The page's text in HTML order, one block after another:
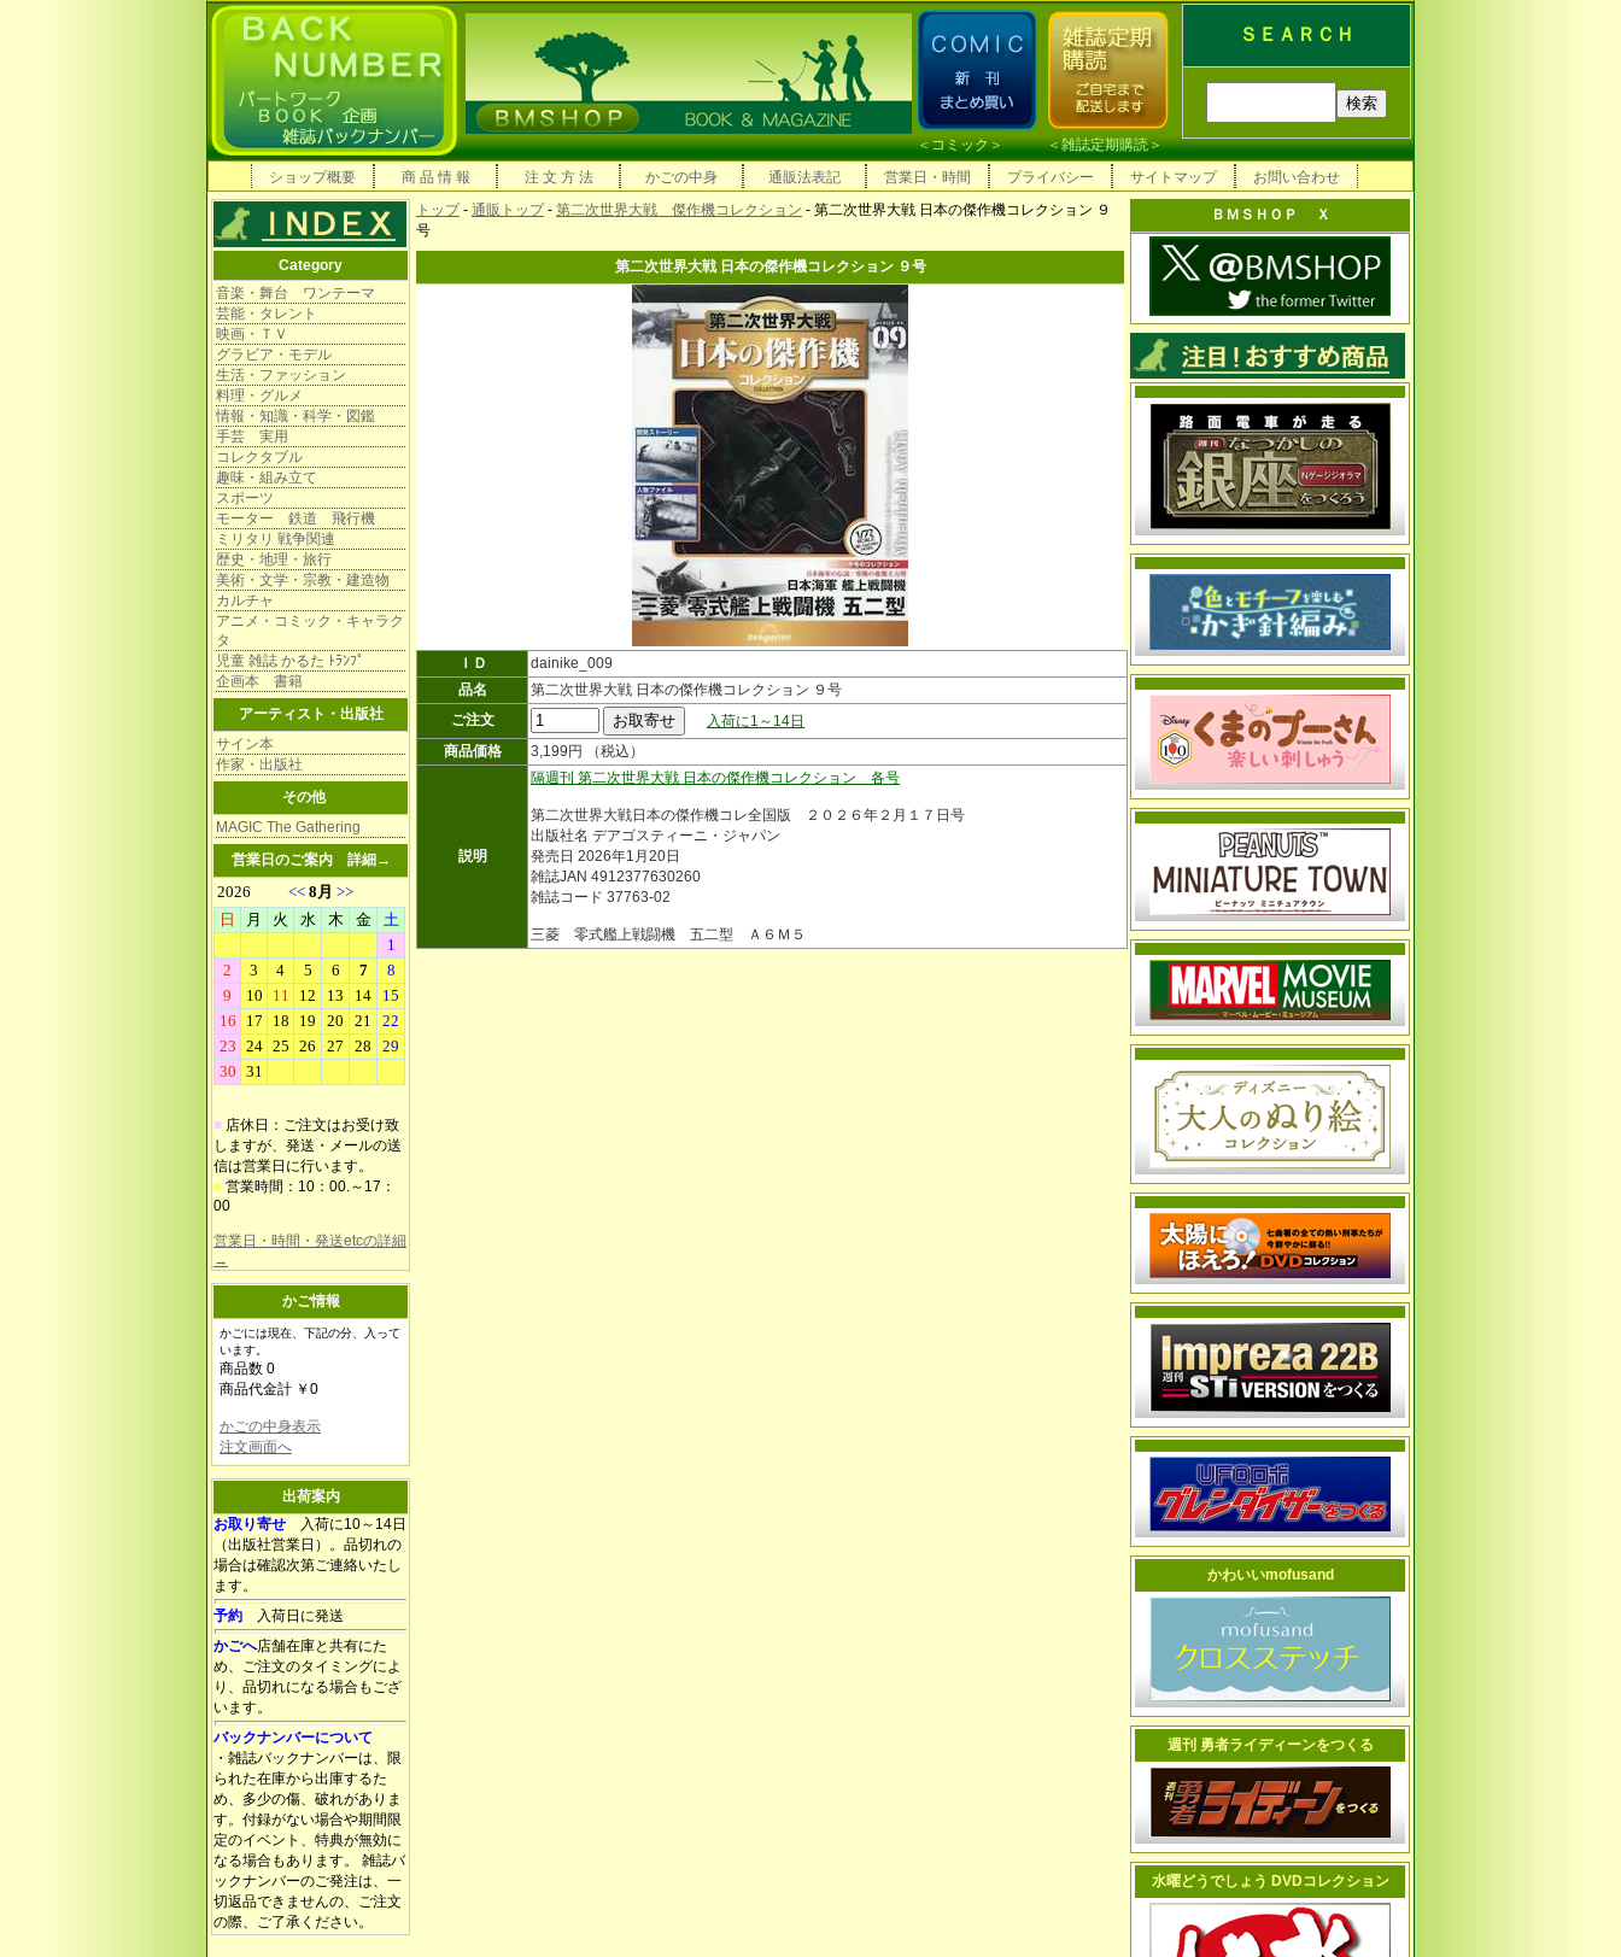
ＳＥＡＲＣＨ
＜コミック＞ ＜雑誌定期購読＞
ショップ概要
商 品 情 報 注 文 方 法 かごの中身 通販法表記 営業日・時間 プライバシー サイトマップ お問い合わせ
Category
音楽・舞台 ワンテーマ
芸能・タレント
映画・ＴＶ
グラビア・モデル
生活・ファッション
料理・グルメ
情報・知識・科学・図鑑
手芸 実用
コレクタブル
趣味・組み立て
スポーツ
モーター 鉄道 飛行機
ミリタリ 戦争関連
歴史・地理・旅行
美術・文学・宗教・建造物
カルチャ
アニメ・コミック・キャラク
タ
児童 雑誌 かるた ﾄﾗﾝﾌﾟ
企画本 書籍
アーティスト・出版社
サイン本
作家・出版社
その他
MAGIC The Gathering
営業日のご案内 詳細→
■ 店休日：ご注文はお受け致
しますが、発送・メールの送
信は営業日に行います。
■ 営業時間：10：00.～17：
00
営業日・時間・発送etcの詳細
→
かご情報
かごには現在、下記の分、入って
います。
商品数 0
商品代金計 ￥0
かごの中身表示
注文画面へ
出荷案内
お取り寄せ 入荷に10～14日
（出版社営業日）。品切れの
場合は確認次第ご連絡いたし
ます。
予約 入荷日に発送
かごへ店舗在庫と共有にた
め、ご注文のタイミングによ
り、品切れになる場合もござ
います。
バックナンバーについて
・雑誌バックナンバーは、限
られた在庫から出庫するた
め、多少の傷、破れがありま
す。付録がない場合や期間限
定のイベント、特典が無効に
なる場合もあります。 雑誌バ
ックナンバーのご発注は、一
切返品できませんの、ご注文
の際、ご了承ください。
トップ- 通販トップ- 第二次世界大戦 傑作機コレクション - 第二次世界大戦 日本の傑作機コレクション ９
号
第二次世界大戦 日本の傑作機コレクション ９号
ＩＤ
dainike_009
品名
第二次世界大戦 日本の傑作機コレクション ９号
ご注文
入荷に1～14日
商品価格
3,199円 （税込）
説明
隔週刊 第二次世界大戦 日本の傑作機コレクション 各号
第二次世界大戦日本の傑作機コレ全国版 ２０２６年２月１７日号
出版社名 デアゴスティーニ・ジャパン
発売日 2026年1月20日
雑誌JAN 4912377630260
雑誌コード 37763-02
三菱 零式艦上戦闘機 五二型 Ａ６Ｍ５
ＢＭＳＨＯＰ Ｘ
かわいいmofusand
週刊 勇者ライディーンをつくる
水曜どうでしょう DVDコレクション